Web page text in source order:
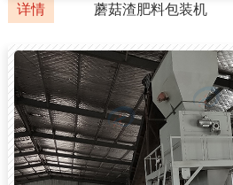
详情 蘑菇渣肥料包装机